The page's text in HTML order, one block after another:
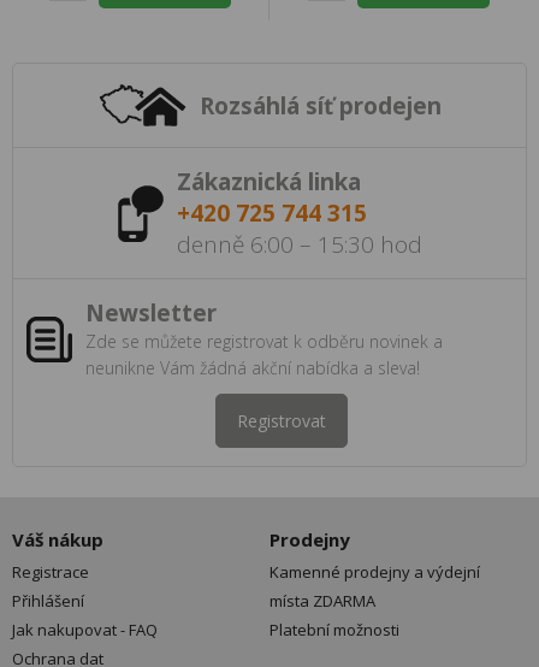
Rozsáhlá síť prodejen
Zákaznická linka
+420 725 744 315
denně 6:00 – 15:30 hod
Newsletter
Zde se můžete registrovat k odběru novinek a
neunikne Vám žádná akční nabídka a sleva!
Registrovat
Váš nákup
Registrace
Přihlášení
Jak nakupovat - FAQ
Ochrana dat
Prodejny
Kamenné prodejny a výdejní
místa ZDARMA
Platební možnosti